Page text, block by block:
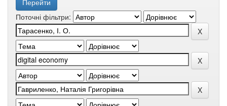
Поточні фільтри: